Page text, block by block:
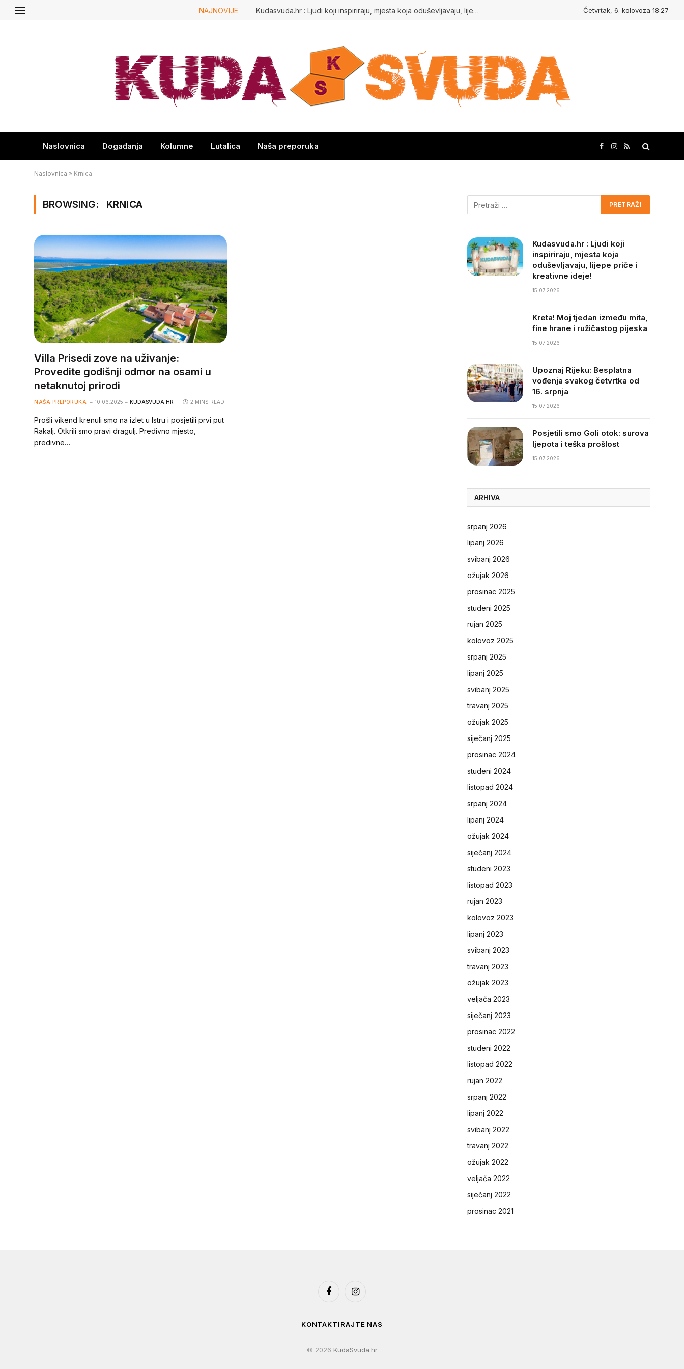
NAJNOVIJE Kudasvuda.hr : Ljudi koji inspiriraju, mjesta koja oduševljavaju, lijepe priče i kreativne ideje! Četvrtak, 6. kolovoza 18:27
Naslovnica Događanja Kolumne Lutalica Naša preporuka Facebook
Instagram
RSS
Naslovnica » Krnica
BROWSING: KRNICA
Villa Prisedi zove na uživanje:
Provedite godišnji odmor na osami u
netaknutoj prirodi
NAŠA PREPORUKA 10.06.2025 KUDASVUDA.HR 2 MINS READ
Prošli vikend krenuli smo na izlet u Istru i posjetili prvi put
Rakalj. Otkrili smo pravi dragulj. Predivno mjesto,
predivne…
Kudasvuda.hr : Ljudi koji
inspiriraju, mjesta koja
oduševljavaju, lijepe priče i
kreativne ideje!
15.07.2026
Kreta! Moj tjedan između mita,
fine hrane i ružičastog pijeska
15.07.2026
Upoznaj Rijeku: Besplatna
vođenja svakog četvrtka od
16. srpnja
15.07.2026
Posjetili smo Goli otok: surova
ljepota i teška prošlost
15.07.2026
ARHIVA
srpanj 2026
lipanj 2026
svibanj 2026
ožujak 2026
prosinac 2025
studeni 2025
rujan 2025
kolovoz 2025
srpanj 2025
lipanj 2025
svibanj 2025
travanj 2025
ožujak 2025
siječanj 2025
prosinac 2024
studeni 2024
listopad 2024
srpanj 2024
lipanj 2024
ožujak 2024
siječanj 2024
studeni 2023
listopad 2023
rujan 2023
kolovoz 2023
lipanj 2023
svibanj 2023
travanj 2023
ožujak 2023
veljača 2023
siječanj 2023
prosinac 2022
studeni 2022
listopad 2022
rujan 2022
srpanj 2022
lipanj 2022
svibanj 2022
travanj 2022
ožujak 2022
veljača 2022
siječanj 2022
prosinac 2021
FacebookInstagram
KONTAKTIRAJTE NAS
© 2026 KudaSvuda.hr